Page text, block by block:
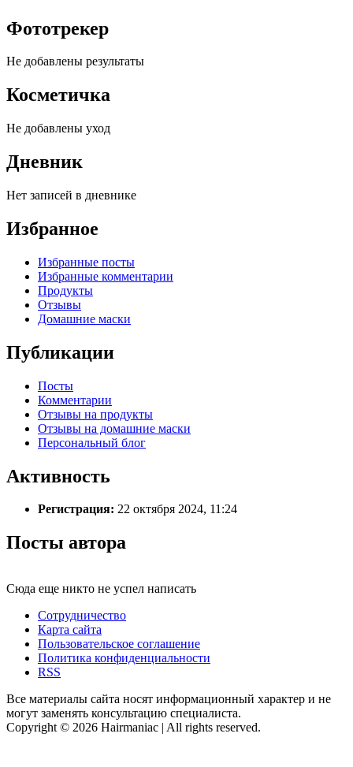
Фототрекер
Не добавлены результаты
Косметичка
Не добавлены уход
Дневник
Нет записей в дневнике
Избранное
Избранные посты
Избранные комментарии
Продукты
Отзывы
Домашние маски
Публикации
Посты
Комментарии
Отзывы на продукты
Отзывы на домашние маски
Персональный блог
Активность
Регистрация: 22 октября 2024, 11:24
Посты автора
Сюда еще никто не успел написать
Сотрудничество
Карта сайта
Пользовательское соглашение
Политика конфиденциальности
RSS
Все материалы сайта носят информационный характер и не
могут заменять консультацию специалиста.
Copyright © 2026 Hairmaniac | All rights reserved.